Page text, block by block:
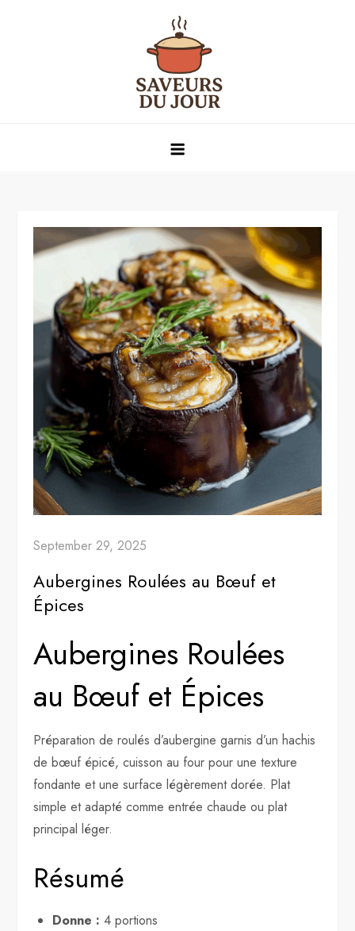
September 29, 2025
Aubergines Roulées au Bœuf et
Épices
Aubergines Roulées
au Bœuf et Épices
Préparation de roulés d’aubergine garnis d’un hachis
de bœuf épicé, cuisson au four pour une texture
fondante et une surface légèrement dorée. Plat
simple et adapté comme entrée chaude ou plat
principal léger.
Résumé
Donne : 4 portions